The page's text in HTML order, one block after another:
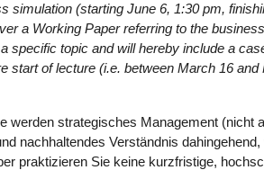
simulation (starting June 6, 1:30 pm,
a Working Paper referring to the
specific topic and will hereby include a
start of lecture (i.e. between March 16
werden strategisches Management (nicht
nachhaltendes Verständnis
praktizieren Sie keine kurzfristige,